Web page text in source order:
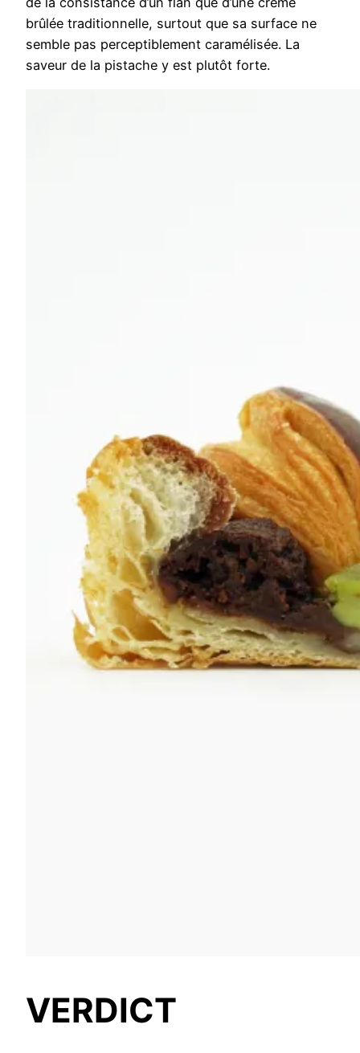
brûlée traditionnelle, surtout que sa surface ne
semble pas perceptiblement caramélisée. La
saveur de la pistache y est plutôt forte.
VERDICT